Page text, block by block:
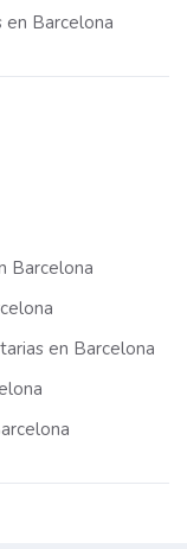
en Barcelona
Barcelona
en Barcelona